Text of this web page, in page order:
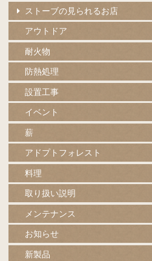
ストーブの見られるお店
アウトドア
耐火物
防熱処理
設置工事
イベント
薪
アドプトフォレスト
料理
取り扱い説明
メンテナンス
お知らせ
新製品